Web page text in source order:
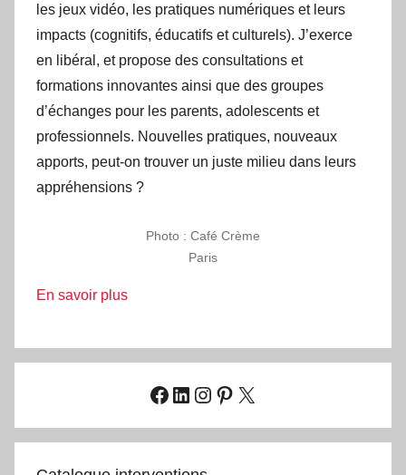
les jeux vidéo, les pratiques numériques et leurs
impacts (cognitifs, éducatifs et culturels). J’exerce
en libéral, et propose des consultations et
formations innovantes ainsi que des groupes
d’échanges pour les parents, adolescents et
professionnels. Nouvelles pratiques, nouveaux
apports, peut-on trouver un juste milieu dans leurs
appréhensions ?
Photo : Café Crème
Paris
En savoir plus
Facebook
LinkedIn
Instagram
Pinterest
X